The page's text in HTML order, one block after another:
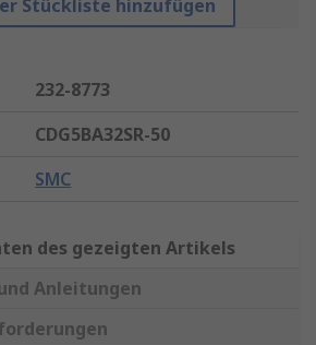
Stückliste hinzufügen
232-8773
CDG5BA32SR-50
SMC
des gezeigten Artikels
Anleitungen